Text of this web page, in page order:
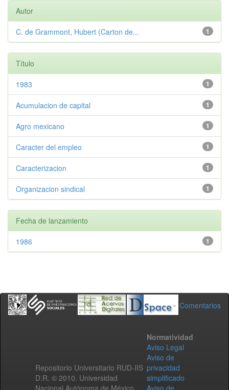
Autor
1
C. de Grammont, Hubert (Carton de...
Título
1
1983
1
Acumulacion de capital
1
Agro mexicano
1
Caracter del empleo
1
Caracterizacion
1
Organizacion sindical
Fecha de lanzamiento
1
1986
Comentarios
Repositorio Universitario RUD-IIS
D.R. © 2010. Universidad
Nacional Autónoma de México.
Normatividad
Aviso Legal
Aviso de
privacidad
simplificado
Aviso de